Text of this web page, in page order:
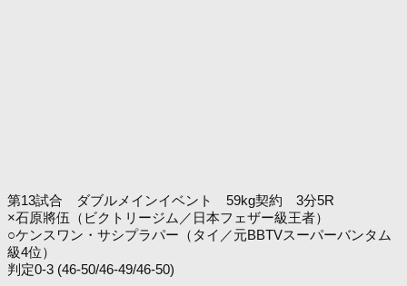
第13試合 ダブルメインイベント 59kg契約 3分5R
×石原將伍（ビクトリージム／日本フェザー級王者）
○ケンスワン・サシプラパー（タイ／元BBTVスーパーバンタム
級4位）
判定0-3 (46-50/46-49/46-50)